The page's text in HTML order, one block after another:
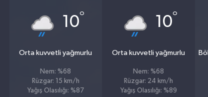
10°
Orta kuvvetli yağmurlu
Nem: %68
Rüzgar: 15 km/h
Yağış Olasılığı: %87
10°
Orta kuvvetli yağmurlu
Nem: %68
Rüzgar: 24 km/h
Yağış Olasılığı: %89